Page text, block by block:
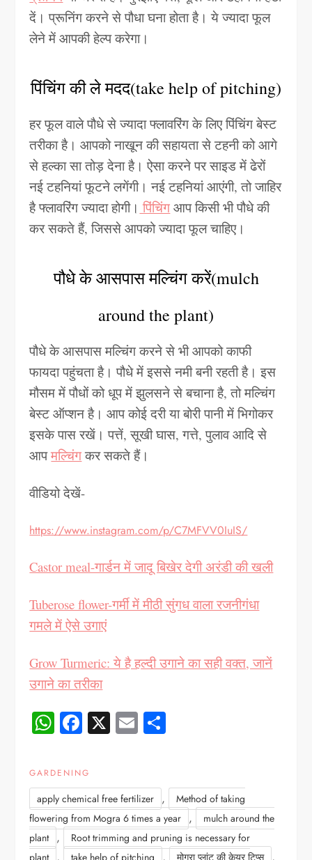
दें। प्रूनिंग करने से पौधा घना होता है। ये ज्यादा फूल
लेने में आपकी हेल्प करेगा।
पिंचिंग की ले मदद(take help of pitching)
हर फूल वाले पौधे से ज्यादा फ्लावरिंग के लिए पिंचिंग बेस्ट
तरीका है। आपको नाखून की सहायता से टहनी को आगे
से हल्का सा तोड़ देना है। ऐसा करने पर साइड में ढेरों
नई टहनियां फूटने लगेंगी। नई टहनियां आएंगी, तो जाहिर
है फ्लावरिंग ज्यादा होगी। पिंचिंग आप किसी भी पौधे की
कर सकते हैं, जिससे आपको ज्यादा फूल चाहिए।
पौधे के आसपास मल्चिंग करें(mulch
around the plant)
पौधे के आसपास मल्चिंग करने से भी आपको काफी
फायदा पहुंचता है। पौधे में इससे नमी बनी रहती है। इस
मौसम में पौधों को धूप में झुलसने से बचाना है, तो मल्चिंग
बेस्ट ऑप्शन है। आप कोई दरी या बोरी पानी में भिगोकर
इसके पास रखें। पत्तें, सूखी घास, गत्ते, पुलाव आदि से
आपमल्चिंगकर सकते हैं।
वीडियो देखें-
https://www.instagram.com/p/C7MFVV0IuIS/
Castor meal-गार्डन में जादू बिखेर देगी अरंडी की खली
Tuberose flower-गर्मी में मीठी सुंगध वाला रजनीगंधा
गमले में ऐसे उगाएं
Grow Turmeric: ये है हल्दी उगाने का सही वक्त, जानें
उगाने का तरीका
WhatsApp
Facebook
X Email
GARDENING
apply chemical free fertilizer ,
Method of taking
flowering from Mogra 6 times a year ,
mulch around the
plant ,
Root trimming and pruning is necessary for